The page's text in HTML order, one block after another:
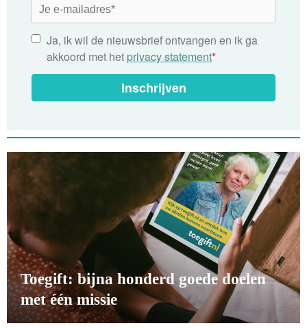
Ja, ik wil de nieuwsbrief ontvangen en ik ga
akkoord met het privacy statement*
Inschrijven
Toegift: bijna honderd goede doelen
met één missie